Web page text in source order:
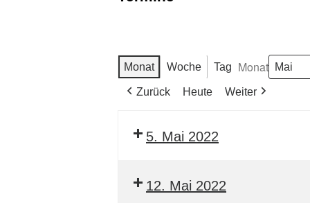
Monat Woche Tag Monat
Zurück Heute Weiter
5. Mai 2022
12. Mai 2022